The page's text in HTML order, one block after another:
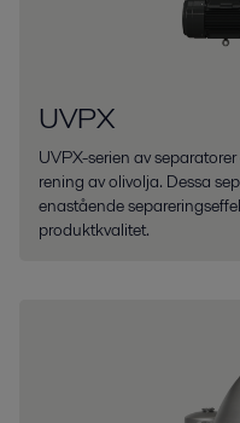
UVPX
UVPX-serien av
rening av olivolja. Dessa
enastående
produktkvalitet.